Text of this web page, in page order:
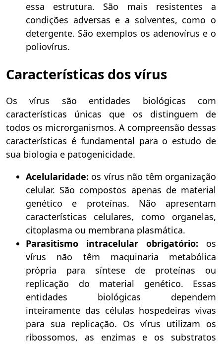
essa estrutura. São mais resistentes a
condições adversas e a solventes, como o
detergente. São exemplos os adenovírus e o
poliovírus.
Características dos vírus
Os vírus são entidades biológicas com
características únicas que os distinguem de
todos os microrganismos. A compreensão dessas
características é fundamental para o estudo de
sua biologia e patogenicidade.
Acelularidade: os vírus não têm organização
celular. São compostos apenas de material
genético e proteínas. Não apresentam
características celulares, como organelas,
citoplasma ou membrana plasmática.
Parasitismo intracelular obrigatório: os
vírus não têm maquinaria metabólica
própria para síntese de proteínas ou
replicação do material genético. Essas
entidades biológicas dependem
inteiramente das células hospedeiras vivas
para sua replicação. Os vírus utilizam os
ribossomos, as enzimas e os substratos